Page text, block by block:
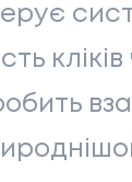
кліків